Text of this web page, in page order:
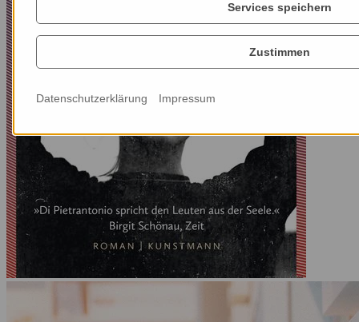
Services speichern
Zustimmen
Datenschutzerklärung Impressum